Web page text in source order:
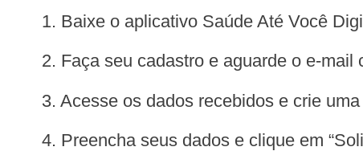
1. Baixe o aplicativo Saúde Até Você
2. Faça seu cadastro e aguarde o e-
3. Acesse os dados recebidos e crie
4. Preencha seus dados e clique em